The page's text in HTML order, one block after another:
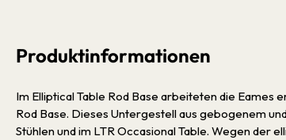
Produktinformationen
Im Elliptical Table Rod Base arbeiteten die
Rod Base. Dieses Untergestell aus gebogenem
Stühlen und im LTR Occasional Table. Wegen der